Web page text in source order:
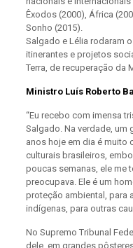
Êxodos (2000), África
Sonho (2015).
Salgado e Lélia rodaram
itinerantes e projetos
Terra, de recuperação da
Ministro Luís Roberto
“Eu recebo com imensa
Salgado. Na verdade, um
anos hoje em dia é muito
culturais brasileiros,
poucas semanas, ele me
preocupava. Ele é um
proteção ambiental, para
indígenas, para outras
No Supremo Tribunal
dele, em grandes